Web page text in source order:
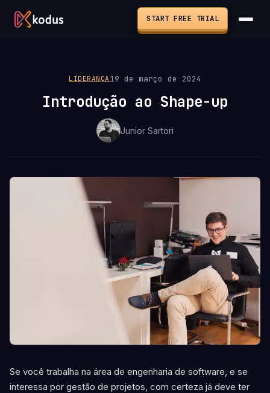
START FREE TRIAL
LIDERANÇA 19 de março de 2024
Introdução ao Shape-up
Junior Sartori
Se você trabalha na área de engenharia de software, e se
interessa por gestão de projetos, com certeza já deve ter